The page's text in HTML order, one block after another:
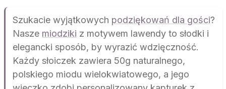
Szukacie wyjątkowych podziękowań dla gości?
Nasze miodziki z motywem lawendy to słodki i
elegancki sposób, by wyrazić wdzięczność.
Każdy słoiczek zawiera 50g naturalnego,
polskiego miodu wielokwiatowego, a jego